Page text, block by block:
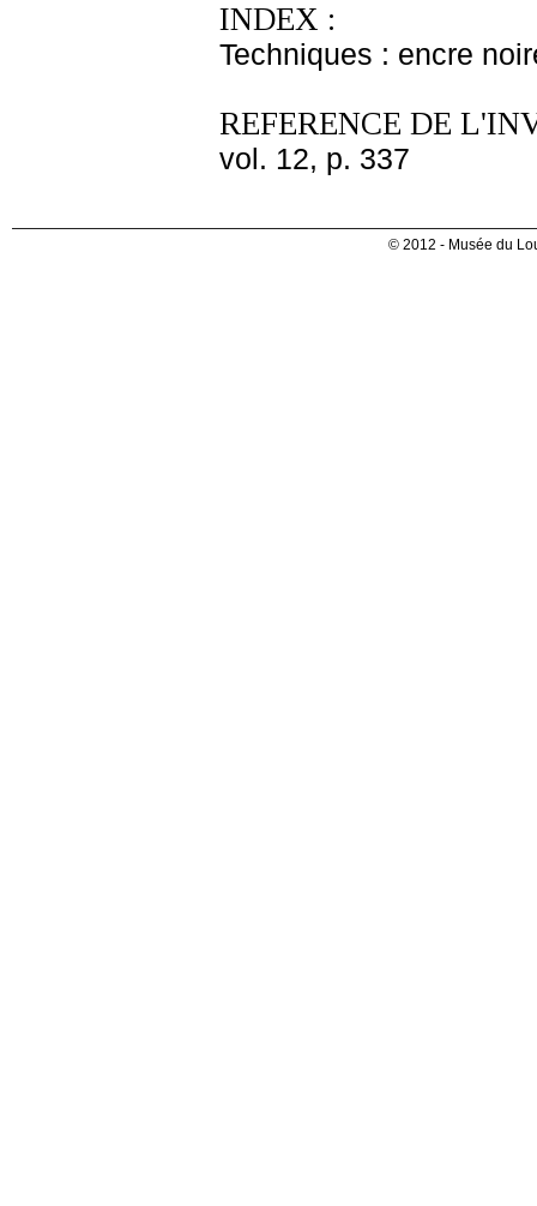
INDEX :
Techniques : encre
REFERENCE DE
vol. 12, p. 337
© 2012 - Musée du